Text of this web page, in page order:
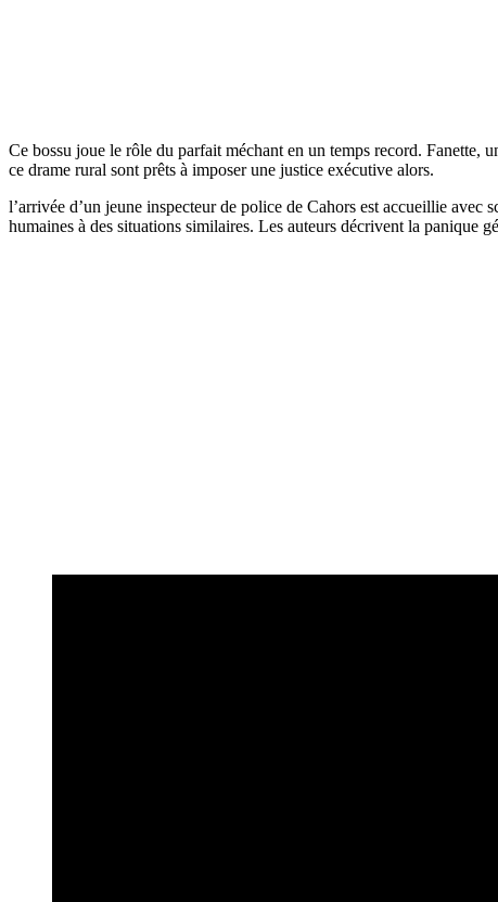
Ce bossu joue le rôle du parfait méchant en un temps record. Fanette,
ce drame rural sont prêts à imposer une justice exécutive alors.
l’arrivée d’un jeune inspecteur de police de Cahors est accueillie avec
humaines à des situations similaires. Les auteurs décrivent la panique